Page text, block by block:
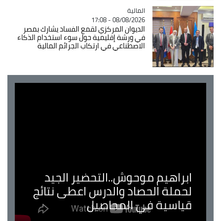
Catégorie
المالية
08/08/2026 - 17:08
الديوان المركزي لقمع الفساد يشارك بمصر
في ورشة إقليمية حول سوء استخدام الذكاء
الاصطناعي في ارتكاب الجرائم المالية
ابراهيم موحوش..التحضير الجيد
لحملة الحصاد والدرس اعطى نتائج
قياسية في المحاصيل